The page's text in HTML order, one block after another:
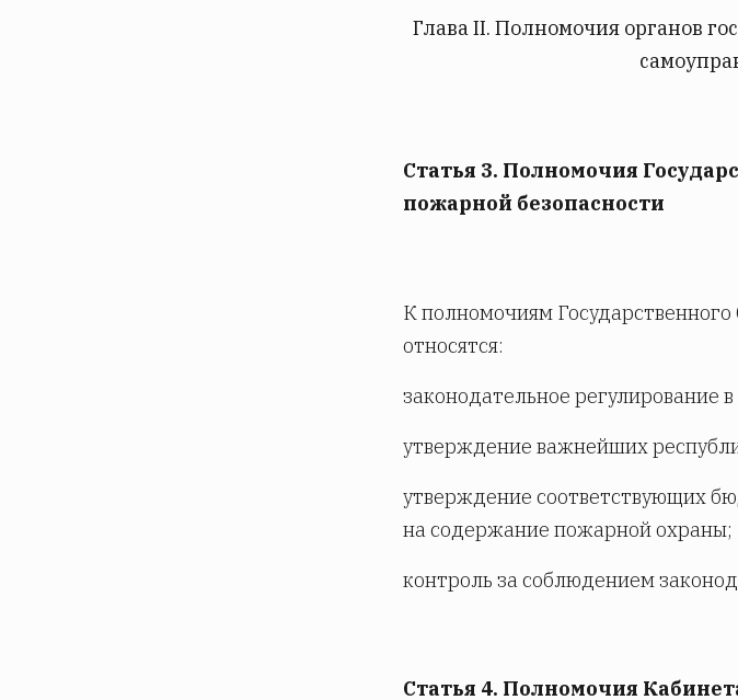
Глава II. Полномочия органов
Статья 3. Полномочия
пожарной безопасности
К полномочиям
относятся:
законодательное регулирование
утверждение важнейших
утверждение соответствующих
на содержание пожарной охраны;
контроль за соблюдением
Статья 4. Полномочия